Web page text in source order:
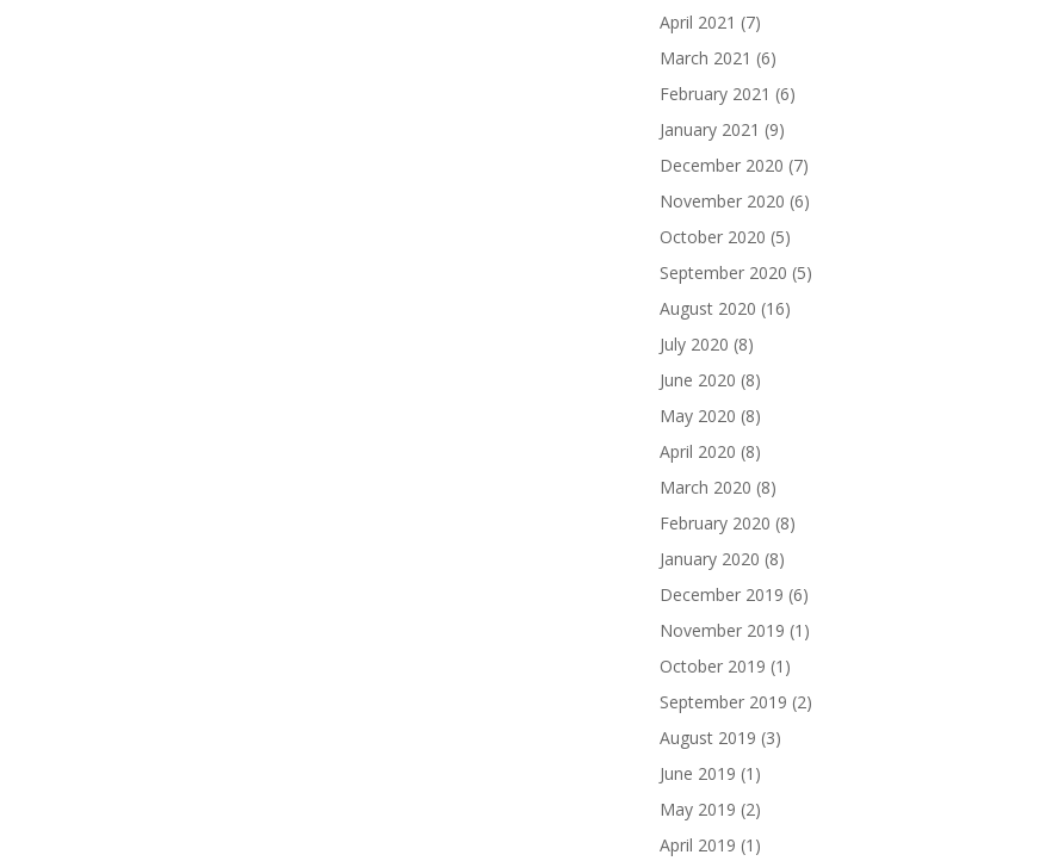
April 2021 (7)
March 2021 (6)
February 2021 (6)
January 2021 (9)
December 2020 (7)
November 2020 (6)
October 2020 (5)
September 2020 (5)
August 2020 (16)
July 2020 (8)
June 2020 (8)
May 2020 (8)
April 2020 (8)
March 2020 (8)
February 2020 (8)
January 2020 (8)
December 2019 (6)
November 2019 (1)
October 2019 (1)
September 2019 (2)
August 2019 (3)
June 2019 (1)
May 2019 (2)
April 2019 (1)